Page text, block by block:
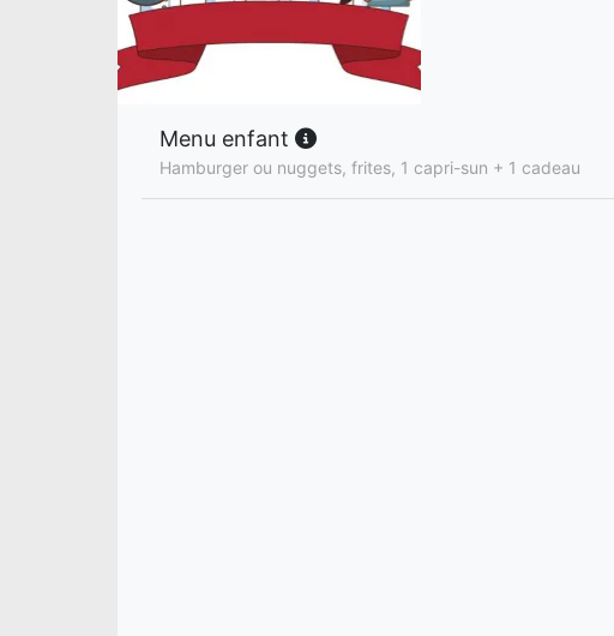
Menu enfant
Hamburger ou nuggets, frites, 1 capri-sun + 1 cadeau